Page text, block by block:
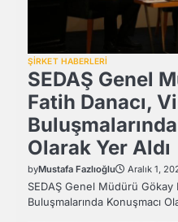
ŞİRKET HABERLERİ
SEDAŞ Genel
Fatih Danacı,
Olarak Yer Aldı
byMustafa Fazlıoğlu Aralık 1,
SEDAŞ Genel Müdürü Gökay
Buluşmalarında Konuşmacı